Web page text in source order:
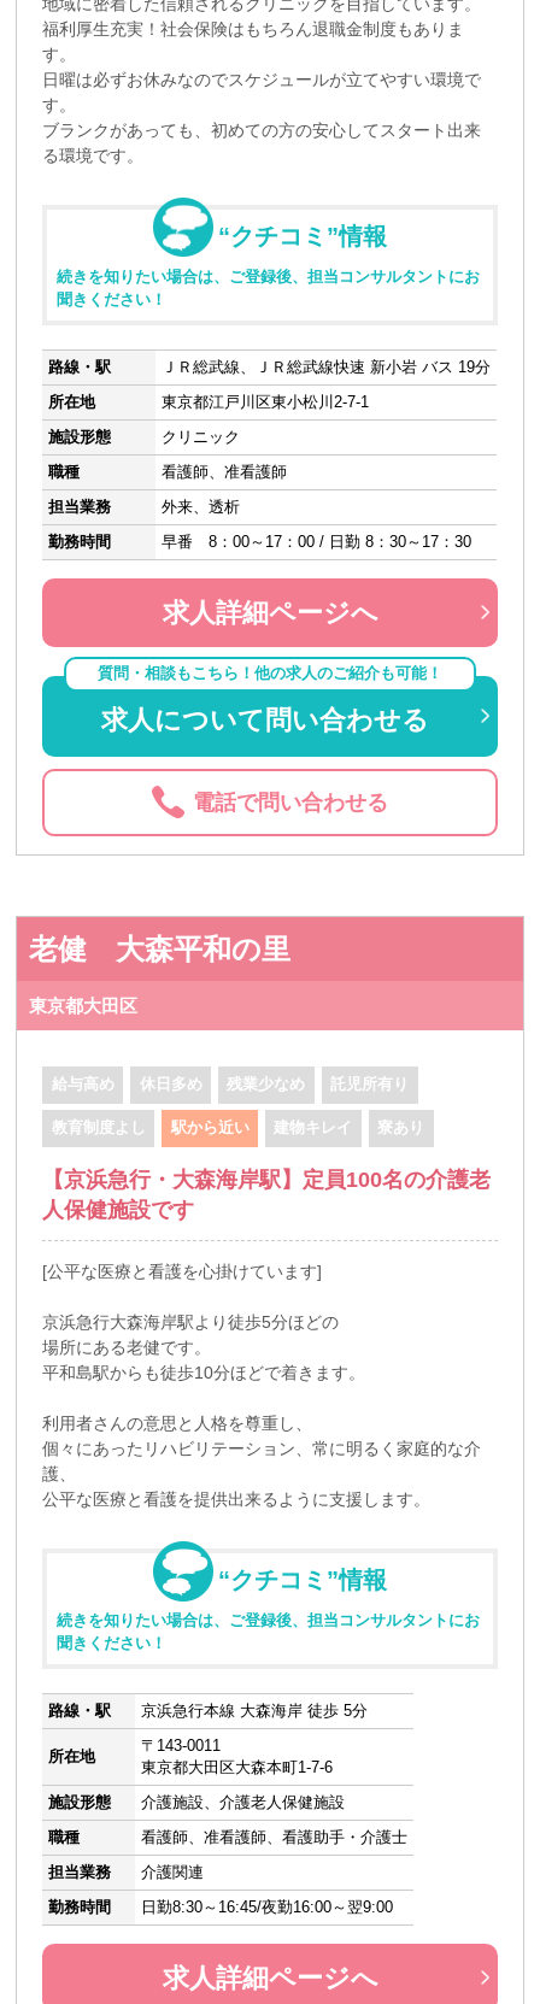
福利厚生充実！社会保険はもちろん退職金制度もありま
す。
日曜は必ずお休みなのでスケジュールが立てやすい環境で
す。
ブランクがあっても、初めての方の安心してスタート出来
る環境です。
“クチコミ”情報
続きを知りたい場合は、ご登録後、担当コンサルタントにお
聞きください！
路線・駅
ＪＲ総武線、ＪＲ総武線快速 新小岩 バス 19分
所在地
東京都江戸川区東小松川2-7-1
施設形態
クリニック
職種
看護師、准看護師
担当業務
外来、透析
勤務時間
早番 8：00～17：00 / 日勤 8：30～17：30
求人詳細ページへ
質問・相談もこちら！他の求人のご紹介も可能！
求人について問い合わせる
電話で問い合わせる
老健 大森平和の里
東京都大田区
給与高め 休日多め 残業少なめ 託児所有り
教育制度よし 駅から近い 建物キレイ 寮あり
【京浜急行・大森海岸駅】定員100名の介護老
人保健施設です
[公平な医療と看護を心掛けています]
京浜急行大森海岸駅より徒歩5分ほどの
場所にある老健です。
平和島駅からも徒歩10分ほどで着きます。
利用者さんの意思と人格を尊重し、
個々にあったリハビリテーション、常に明るく家庭的な介
護、
公平な医療と看護を提供出来るように支援します。
“クチコミ”情報
続きを知りたい場合は、ご登録後、担当コンサルタントにお
聞きください！
路線・駅 京浜急行本線 大森海岸 徒歩 5分
所在地
〒143-0011
東京都大田区大森本町1-7-6
施設形態
介護施設、介護老人保健施設
職種
看護師、准看護師、看護助手・介護士
担当業務
介護関連
勤務時間
日勤8:30～16:45/夜勤16:00～翌9:00
求人詳細ページへ